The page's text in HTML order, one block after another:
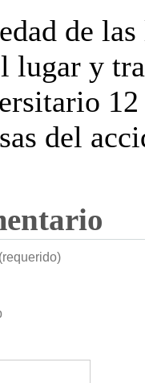
de
lugar y
del